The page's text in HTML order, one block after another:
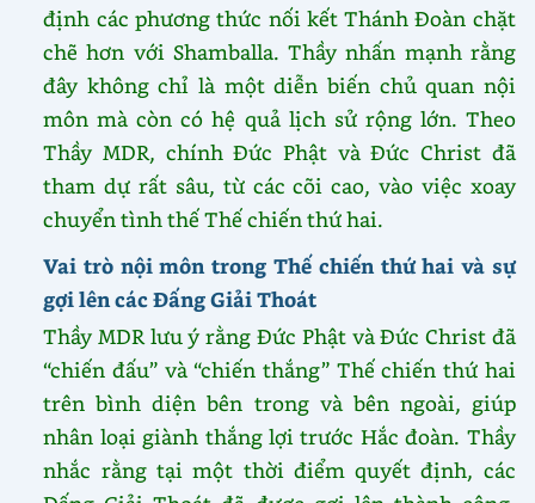
định các phương thức nối kết Thánh Đoàn chặt
chẽ hơn với Shamballa. Thầy nhấn mạnh rằng
đây không chỉ là một diễn biến chủ quan nội
môn mà còn có hệ quả lịch sử rộng lớn. Theo
Thầy MDR, chính Đức Phật và Đức Christ đã
tham dự rất sâu, từ các cõi cao, vào việc xoay
chuyển tình thế Thế chiến thứ hai.
Vai trò nội môn trong Thế chiến thứ hai và sự
gợi lên các Đấng Giải Thoát
Thầy MDR lưu ý rằng Đức Phật và Đức Christ đã
“chiến đấu” và “chiến thắng” Thế chiến thứ hai
trên bình diện bên trong và bên ngoài, giúp
nhân loại giành thắng lợi trước Hắc đoàn. Thầy
nhắc rằng tại một thời điểm quyết định, các